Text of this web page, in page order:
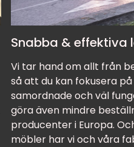
Snabba & effektiva
Vi tar hand om allt från
så att du kan fokusera
samordnade och väl
göra även mindre
producenter i Europa.
möbler har vi och våra